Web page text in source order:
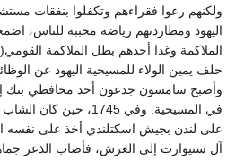
اليهود ومطاردتهم رياضة محببة للناس،
حلف يمين الولاء للمسيحية اليهود عن
وأصبح سامسون جدعون أحد محافظي بنك
في المسيحية. وفي 1745،
على لندن بجيش اسكتلندي أخذ على نفسه
آل ستيوارت إلى العرش، فأصاب الذعر